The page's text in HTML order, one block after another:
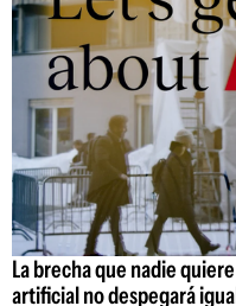
La brecha que nadie
artificial no despegará